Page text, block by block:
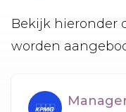
Bekijk hieronder
worden